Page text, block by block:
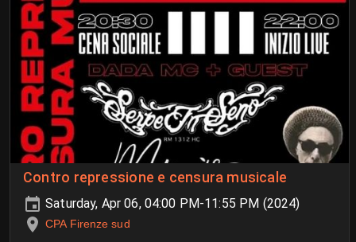
Contro repressione e censura musicale
Saturday, Apr 06, 04:00 PM-11:55 PM (2024)
CPA Firenze sud